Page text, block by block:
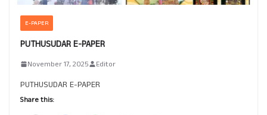
E-PAPER
PUTHUSUDAR E-PAPER
November 17, 2025 Editor
PUTHUSUDAR E-PAPER
Share this: